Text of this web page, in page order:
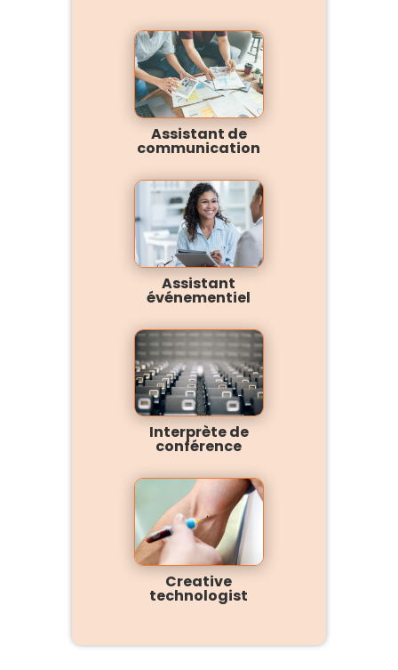
Assistant de
communication
Assistant
événementiel
Interprète de
conférence
Creative
technologist